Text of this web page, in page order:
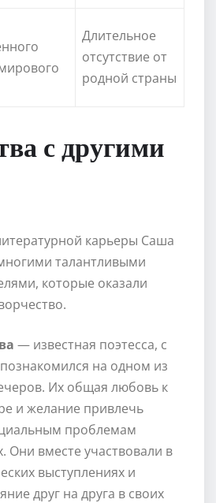
Длительное
отсутствие от
родной страны
с другими
карьеры Саша
талантливыми
которые оказали
— известная поэтесса, с
на одном из
Их общая любовь к
и желание привлечь
проблемам
Они вместе участвовали в
выступлениях и
друг на друга в своих